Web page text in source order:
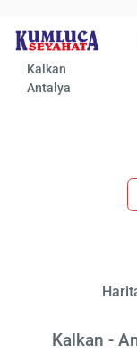
Kalkan
Antalya
Kalkan -